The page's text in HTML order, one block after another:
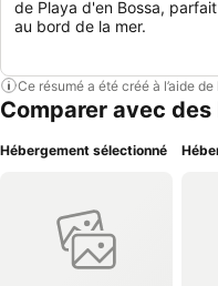
de Playa d'en Bossa,
au bord de la mer.
Ce résumé a été créé à l’aide
Comparer avec
Hébergement sélectionné